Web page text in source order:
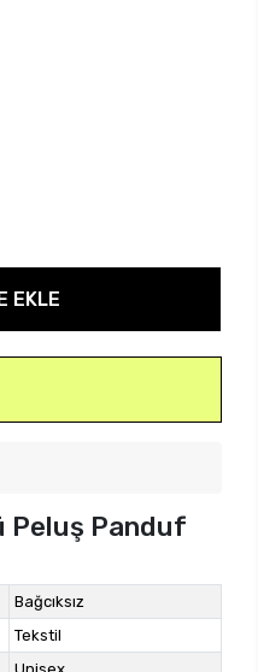
EKLE
Peluş Panduf
Bağcıksız
Tekstil